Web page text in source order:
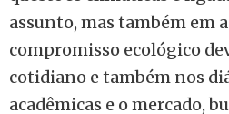
assunto, mas também em
compromisso ecológico
cotidiano e também nos
acadêmicas e o mercado,